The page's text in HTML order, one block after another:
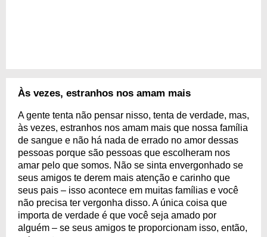
Às vezes, estranhos nos amam mais
A gente tenta não pensar nisso, tenta de verdade, mas,
às vezes, estranhos nos amam mais que nossa família
de sangue e não há nada de errado no amor dessas
pessoas porque são pessoas que escolheram nos
amar pelo que somos. Não se sinta envergonhado se
seus amigos te derem mais atenção e carinho que
seus pais – isso acontece em muitas famílias e você
não precisa ter vergonha disso. A única coisa que
importa de verdade é que você seja amado por
alguém – se seus amigos te proporcionam isso, então,